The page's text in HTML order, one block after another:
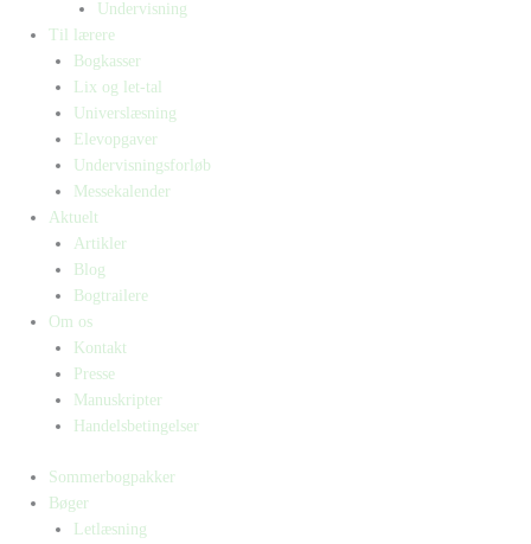
Undervisning
Til lærere
Bogkasser
Lix og let-tal
Universlæsning
Elevopgaver
Undervisningsforløb
Messekalender
Aktuelt
Artikler
Blog
Bogtrailere
Om os
Kontakt
Presse
Manuskripter
Handelsbetingelser
Sommerbogpakker
Bøger
Letlæsning